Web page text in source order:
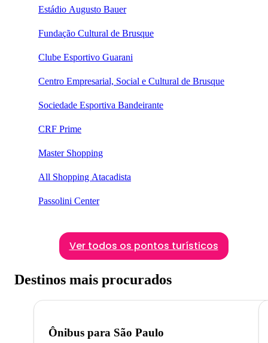
Estádio Augusto Bauer
Fundação Cultural de Brusque
Clube Esportivo Guarani
Centro Empresarial, Social e Cultural de Brusque
Sociedade Esportiva Bandeirante
CRF Prime
Master Shopping
All Shopping Atacadista
Passolini Center
Ver todos os pontos turísticos
Destinos mais procurados
Ônibus para São Paulo